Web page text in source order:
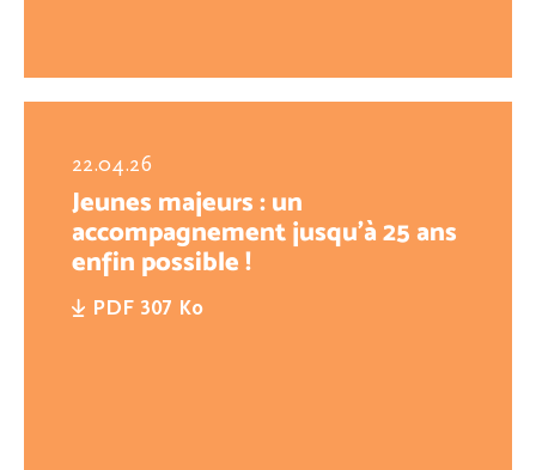
22.04.26
Jeunes majeurs : un
accompagnement jusqu’à 25 ans
enfin possible !
PDF 307 Ko